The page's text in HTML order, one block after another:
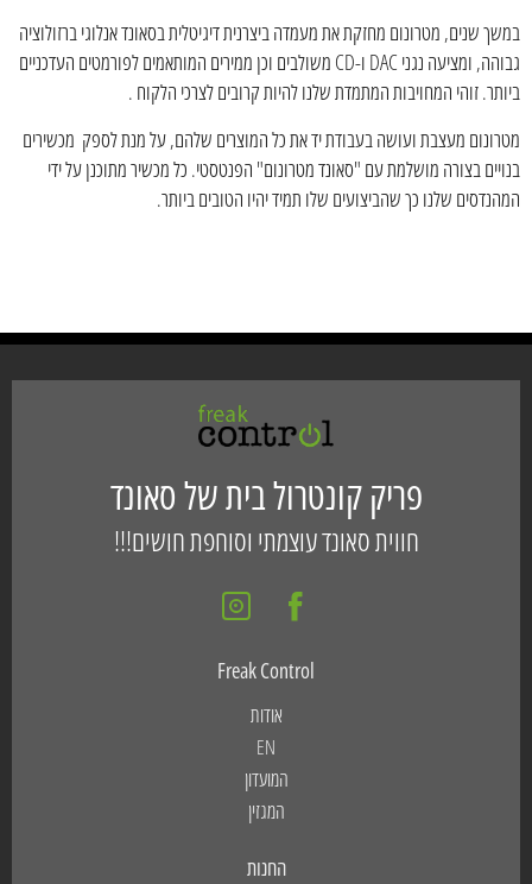
במשך שנים, מטרונום מחזקת את מעמדה ביצרנית דיגיטלית בסאונד אנלוגי ברזולוציה
גבוהה, ומציעה נגני DAC ו-CD משולבים וכן ממירים המותאמים לפורמטים העדכניים
ביותר. זוהי המחויבות המתמדת שלנו להיות קרובים לצרכי הלקוח .
מטרונום מעצבת ועושה בעבודת יד את כל המוצרים שלהם, על מנת לספק מכשירים
בנויים בצורה מושלמת עם "סאונד מטרונום" הפנטסטי. כל מכשיר מתוכנן על ידי
המהנדסים שלנו כך שהביצועים שלו תמיד יהיו הטובים ביותר.
פריק קונטרול בית של סאונד
חווית סאונד עוצמתי וסוחפת חושים!!!
Freak Control
אודות
EN
המועדון
המגזין
החנות